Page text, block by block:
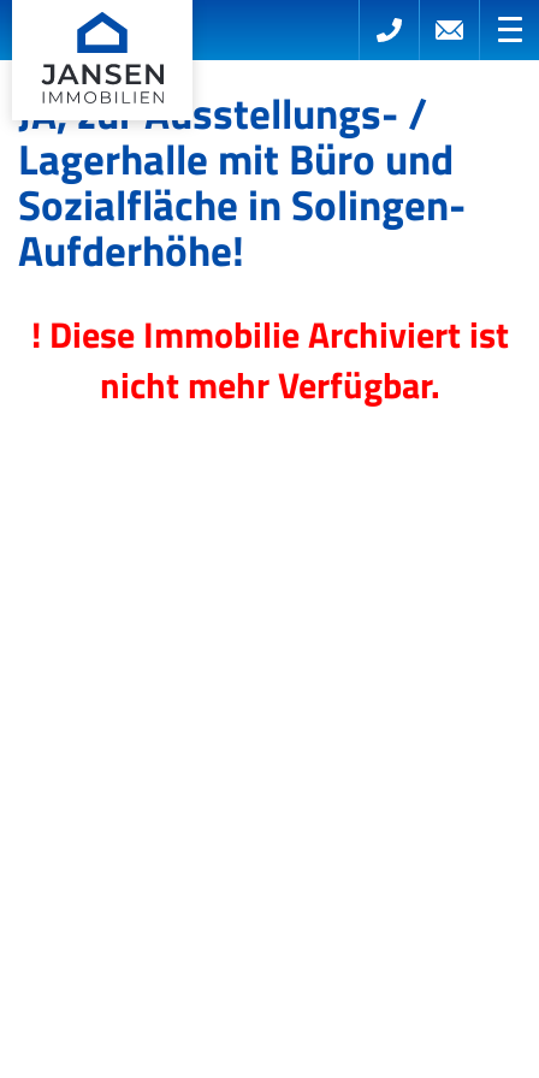
JA, zur Ausstellungs- /
Lagerhalle mit Büro und
Sozialfläche in Solingen-
Aufderhöhe!
! Diese Immobilie Archiviert ist
nicht mehr Verfügbar.